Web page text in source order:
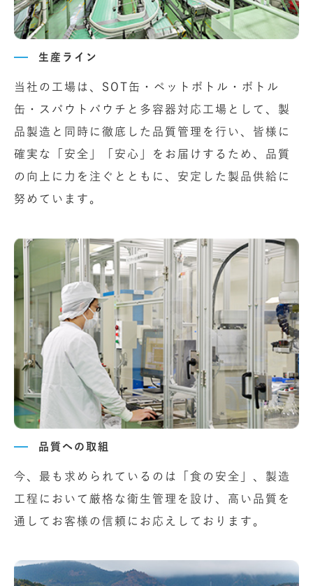
生産ライン
当社の工場は、SOT缶・ペットボトル・ボトル
缶・スパウトパウチと多容器対応工場として、製
品製造と同時に徹底した品質管理を行い、皆様に
確実な「安全」「安心」をお届けするため、品質
の向上に力を注ぐとともに、安定した製品供給に
努めています。
品質への取組
今、最も求められているのは「食の安全」、製造
工程において厳格な衛生管理を設け、高い品質を
通してお客様の信頼にお応えしております。